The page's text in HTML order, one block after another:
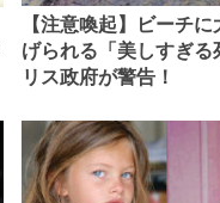
【注意喚起】ビーチ
げられる「美しすぎる
リス政府が警告！